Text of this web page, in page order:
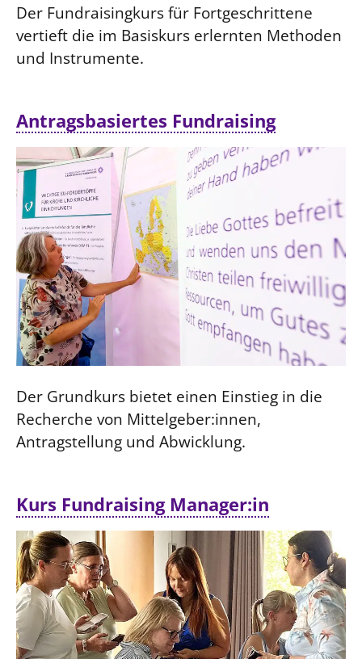
Der Fundraisingkurs für Fortgeschrittene
vertieft die im Basiskurs erlernten Methoden
und Instrumente.
Antragsbasiertes Fundraising
Der Grundkurs bietet einen Einstieg in die
Recherche von Mittelgeber:innen,
Antragstellung und Abwicklung.
Kurs Fundraising Manager:in